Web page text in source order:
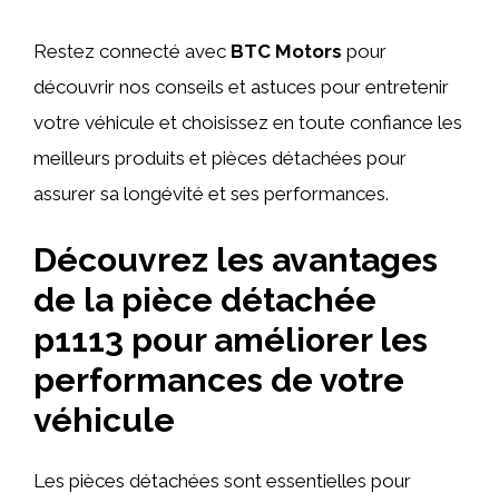
Restez connecté avec BTC Motors pour
découvrir nos conseils et astuces pour entretenir
votre véhicule et choisissez en toute confiance les
meilleurs produits et pièces détachées pour
assurer sa longévité et ses performances.
Découvrez les avantages
de la pièce détachée
p1113 pour améliorer les
performances de votre
véhicule
Les pièces détachées sont essentielles pour